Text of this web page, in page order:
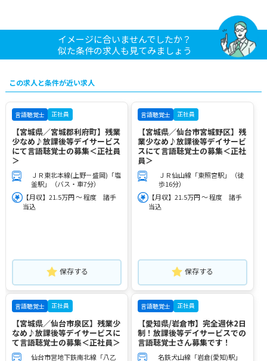
イメージに合いませんでしたか？
似た条件の求人も見てみましょう
この求人と条件が近い求人
言語聴覚士 正社員
【宮城県／宮城郡利府町】残業
少なめ♪放課後等デイサービス
にて言語聴覚士の募集＜正社員
＞
ＪＲ東北本線(上野－盛岡)「塩
釜駅」（バス・車7分）
【月収】21.5万円 ～ 程度 諸手
当込
保存する
言語聴覚士 正社員
【宮城県／仙台市宮城野区】残
業少なめ♪放課後等デイサービ
スにて言語聴覚士の募集＜正社
員＞
ＪＲ仙山線「東照宮駅」（徒
歩16分）
【月収】21.5万円 ～ 程度 諸手
当込
保存する
言語聴覚士 正社員
【宮城県／仙台市泉区】残業少
なめ♪放課後等デイサービスに
て言語聴覚士の募集＜正社員＞
仙台市営地下鉄南北線「八乙
言語聴覚士 正社員
【愛知県/岩倉市】完全週休2日
制！放課後等デイサービスでの
言語聴覚士さん募集です！
名鉄犬山線「岩倉(愛知)駅」